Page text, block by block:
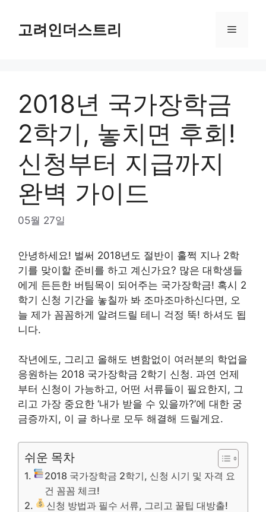
content고려인더스트리 Menu
2018년 국가장학금
2학기, 놓치면 후회!
신청부터 지급까지
완벽 가이드
05월 27일
안녕하세요! 벌써 2018년도 절반이 훌쩍 지나 2학
기를 맞이할 준비를 하고 계신가요? 많은 대학생들
에게 든든한 버팀목이 되어주는 국가장학금! 혹시 2
학기 신청 기간을 놓칠까 봐 조마조마하신다면, 오
늘 제가 꼼꼼하게 알려드릴 테니 걱정 뚝! 하셔도 됩
니다.
작년에도, 그리고 올해도 변함없이 여러분의 학업을
응원하는 2018 국가장학금 2학기 신청. 과연 언제
부터 신청이 가능하고, 어떤 서류들이 필요한지, 그
리고 가장 중요한 ‘내가 받을 수 있을까?’에 대한 궁
금증까지, 이 글 하나로 모두 해결해 드릴게요.
쉬운 목차
2018 국가장학금 2학기, 신청 시기 및 자격 요
건 꼼꼼 체크!
신청 방법과 필수 서류, 그리고 꿀팁 대방출!